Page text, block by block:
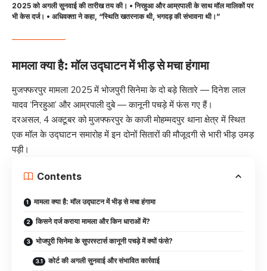
2025 को अगली सुनवाई की तारीख तय की। • निरहुआ और आम्रपाली के साथ मॉल मालिकों पर
भी केस दर्ज। • अधिवक्ता ने कहा, “स्थिति खतरनाक थी, भगदड़ की संभावना थी।”
मामला क्या है: मॉल उद्घाटन में भीड़ से मचा हंगामा
मुजफ्फरपुर मामला 2025 में भोजपुरी सिनेमा के दो बड़े सितारे — दिनेश लाल
यादव ‘निरहुआ’ और आम्रपाली दुबे — कानूनी पचड़े में फंस गए हैं।
दरअसल, 4 अक्टूबर को मुजफ्फरपुर के काजी मोहम्मदपुर थाना क्षेत्र में स्थित
एक मॉल के उद्घाटन समारोह में इन दोनों सितारों की मौजूदगी से भारी भीड़ उमड़
पड़ी।
Contents
मामला क्या है: मॉल उद्घाटन में भीड़ से मचा हंगामा
किसने दर्ज कराया मामला और किन धाराओं में?
भोजपुरी सिनेमा के सुपरस्टार्स कानूनी पचड़े में क्यों फंसे?
कोर्ट की अगली सुनवाई और संभावित कार्रवाई